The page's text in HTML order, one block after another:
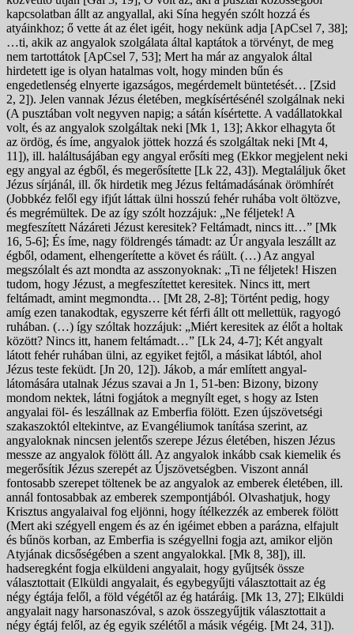
kapcsolatban állt az angyallal, aki Sína hegyén szólt hozzá és
atyáinkhoz; ő vette át az élet igéit, hogy nekünk adja [ApCsel 7, 38];
…ti, akik az angyalok szolgálata által kaptátok a törvényt, de meg
nem tartottátok [ApCsel 7, 53]; Mert ha már az angyalok által
hirdetett ige is olyan hatalmas volt, hogy minden bűn és
engedetlenség elnyerte igazságos, megérdemelt büntetését… [Zsid
2, 2]). Jelen vannak Jézus életében, megkísértésénél szolgálnak neki
(A pusztában volt negyven napig; a sátán kísértette. A vadállatokkal
volt, és az angyalok szolgáltak neki [Mk 1, 13]; Akkor elhagyta őt
az ördög, és íme, angyalok jöttek hozzá és szolgáltak neki [Mt 4,
11]), ill. haláltusájában egy angyal erősíti meg (Ekkor megjelent neki
egy angyal az égből, és megerősítette [Lk 22, 43]). Megtaláljuk őket
Jézus sírjánál, ill. ők hirdetik meg Jézus feltámadásának örömhírét
(Jobbkéz felől egy ifjút láttak ülni hosszú fehér ruhába volt öltözve,
és megrémültek. De az így szólt hozzájuk: „Ne féljetek! A
megfeszített Názáreti Jézust keresitek? Feltámadt, nincs itt…” [Mk
16, 5-6]; És íme, nagy földrengés támadt: az Úr angyala leszállt az
égből, odament, elhengerítette a követ és ráült. (…) Az angyal
megszólalt és azt mondta az asszonyoknak: „Ti ne féljetek! Hiszen
tudom, hogy Jézust, a megfeszítettet keresitek. Nincs itt, mert
feltámadt, amint megmondta… [Mt 28, 2-8]; Történt pedig, hogy
amíg ezen tanakodtak, egyszerre két férfi állt ott mellettük, ragyogó
ruhában. (…) így szóltak hozzájuk: „Miért keresitek az élőt a holtak
között? Nincs itt, hanem feltámadt…” [Lk 24, 4-7]; Két angyalt
látott fehér ruhában ülni, az egyiket fejtől, a másikat lábtól, ahol
Jézus teste feküdt. [Jn 20, 12]). Jákob, a már említett angyal-
látomására utalnak Jézus szavai a Jn 1, 51-ben: Bizony, bizony
mondom nektek, látni fogjátok a megnyílt eget, s hogy az Isten
angyalai föl- és leszállnak az Emberfia fölött. Ezen újszövetségi
szakaszoktól eltekintve, az Evangéliumok tanítása szerint, az
angyaloknak nincsen jelentős szerepe Jézus életében, hiszen Jézus
messze az angyalok fölött áll. Az angyalok inkább csak kiemelik és
megerősítik Jézus szerepét az Újszövetségben. Viszont annál
fontosabb szerepet töltenek be az angyalok az emberek életében, ill.
annál fontosabbak az emberek szempontjából. Olvashatjuk, hogy
Krisztus angyalaival fog eljönni, hogy ítélkezzék az emberek fölött
(Mert aki szégyell engem és az én igéimet ebben a parázna, elfajult
és bűnös korban, az Emberfia is szégyellni fogja azt, amikor eljön
Atyjának dicsőségében a szent angyalokkal. [Mk 8, 38]), ill.
hadseregként fogja elküldeni angyalait, hogy gyűjtsék össze
választottait (Elküldi angyalait, és egybegyűjti választottait az ég
négy égtája felől, a föld végétől az ég határáig. [Mk 13, 27]; Elküldi
angyalait nagy harsonaszóval, s azok összegyűjtik választottait a
négy égtáj felől, az ég egyik szélétől a másik végéig. [Mt 24, 31]).